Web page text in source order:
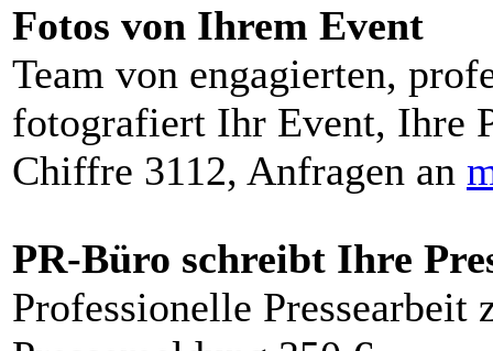
Fotos von Ihrem Event
Team von engagierten,
fotografiert Ihr Event, Ihre
Chiffre 3112, Anfragen an
PR-Büro schreibt Ihre
Professionelle Pressearbeit